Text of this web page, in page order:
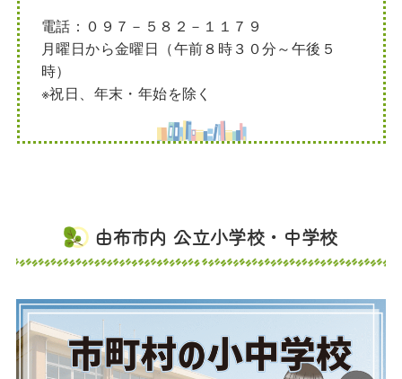
電話：０９７－５８２－１１７９
月曜日から金曜日（午前８時３０分～午後５
時）
※祝日、年末・年始を除く
由布市内 公立小学校・中学校